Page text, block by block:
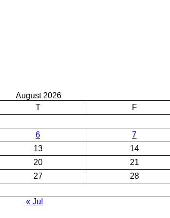
August 2026
T F
6 7
13 14
20 21
27 28
« Jul